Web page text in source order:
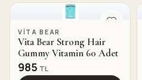
VITA BEAR
Vita Bear Strong Hair
Gummy Vitamin 60 Adet
985 TL